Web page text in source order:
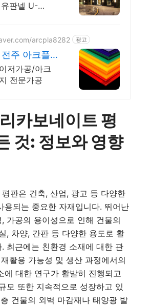
판넬 U-
arcpla8282 광고
주 아크플
저가공/아크
전문가공
카보네이트 평
것: 정보와 영향
판은 건축, 산업, 광고 등 다양한
용되는 중요한 자재입니다. 뛰어난
가공의 용이성으로 인해 건물의
, 차양, 간판 등 다양한 용도로 활
최근에는 친환경 소재에 대한 관
활용 가능성 및 생산 과정에서의
에 대한 연구가 활발히 진행되고
모 또한 지속적으로 성장하고 있
건물의 외벽 마감재나 태양광 발